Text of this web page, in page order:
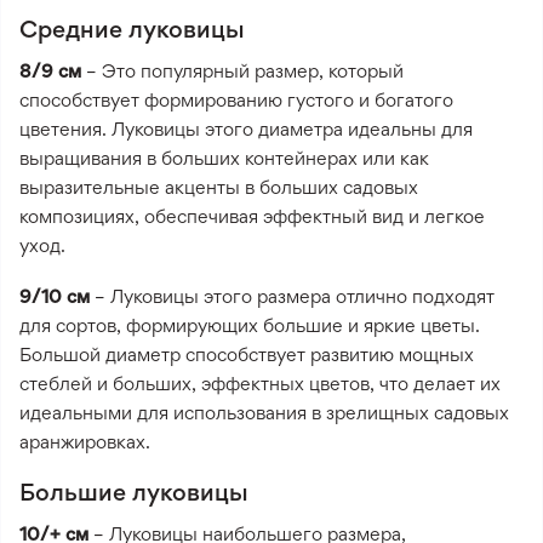
Средние луковицы
8/9 см – Это популярный размер, который
способствует формированию густого и богатого
цветения. Луковицы этого диаметра идеальны для
выращивания в больших контейнерах или как
выразительные акценты в больших садовых
композициях, обеспечивая эффектный вид и легкое
уход.
9/10 см – Луковицы этого размера отлично подходят
для сортов, формирующих большие и яркие цветы.
Большой диаметр способствует развитию мощных
стеблей и больших, эффектных цветов, что делает их
идеальными для использования в зрелищных садовых
аранжировках.
Большие луковицы
10/+ см – Луковицы наибольшего размера,